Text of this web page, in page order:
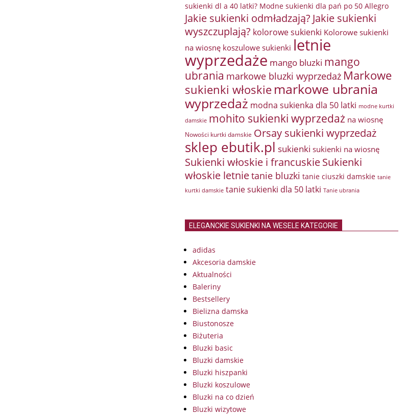
sukienki dl a 40 latki? Modne sukienki dla pań po 50 Allegro
Jakie sukienki odmładzają? Jakie sukienki
wyszczuplają? kolorowe sukienki Kolorowe sukienki
na wiosnę koszulowe sukienki letnie
wyprzedaże mango bluzki mango
ubrania markowe bluzki wyprzedaż Markowe
sukienki włoskie markowe ubrania
wyprzedaż modna sukienka dla 50 latki modne kurtki
damskie mohito sukienki wyprzedaż na wiosnę
Nowości kurtki damskie Orsay sukienki wyprzedaż
sklep ebutik.pl sukienki sukienki na wiosnę
Sukienki włoskie i francuskieSukienki
włoskie letnietanie bluzki tanie ciuszki damskie tanie
kurtki damskie tanie sukienki dla 50 latki Tanie ubrania
ELEGANCKIE SUKIENKI NA WESELE KATEGORIE
adidas
Akcesoria damskie
Aktualności
Baleriny
Bestsellery
Bielizna damska
Biustonosze
Biżuteria
Bluzki basic
Bluzki damskie
Bluzki hiszpanki
Bluzki koszulowe
Bluzki na co dzień
Bluzki wizytowe